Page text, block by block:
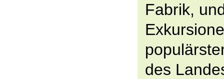
Fabrik,
des